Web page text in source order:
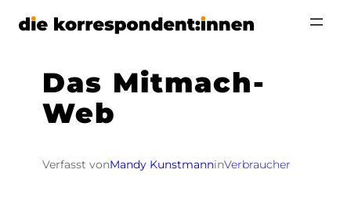
Zum
Das Mitmach-
Web
Verfasst vonMandy KunstmanninVerbraucher